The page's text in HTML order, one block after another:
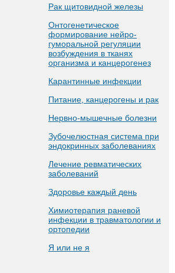
Рак щитовидной железы
Онтогенетическое
формирование нейро-
гуморальной регуляции
возбуждения в тканях
организма и канцерогенез
Карантинные инфекции
Питание, канцерогены и рак
Нервно-мышечные болезни
Зубочелюстная система при
эндокринных заболеваниях
Лечение ревматических
заболеваний
Здоровье каждый день
Химиотерапия раневой
инфекции в травматологии и
ортопедии
Я или не я